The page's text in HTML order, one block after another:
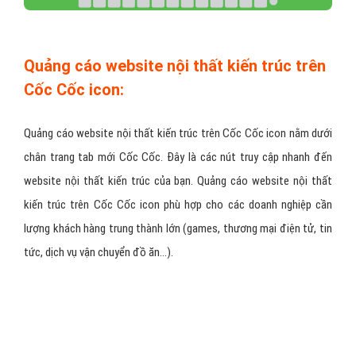
Quảng cáo website nội thất kiến trúc trên
Cốc Cốc icon:
Quảng cáo website nội thất kiến trúc trên Cốc Cốc icon nằm dưới
chân trang tab mới Cốc Cốc. Đây là các nút truy cập nhanh đến
website nội thất kiến trúc của bạn. Quảng cáo website nội thất
kiến trúc trên Cốc Cốc icon phù hợp cho các doanh nghiệp cần
lượng khách hàng trung thành lớn (games, thương mại điện tử, tin
tức, dịch vụ vận chuyển đồ ăn…).